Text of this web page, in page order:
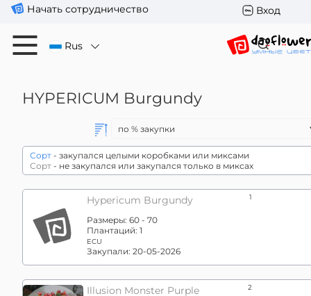
Начать сотрудничество Вход
Rus
HYPERICUM Burgundy
Сорт - закупался целыми коробками или миксами
Сорт - не закупался или закупался только в миксах
Hypericum Burgundy 1
Размеры: 60 - 70
Плантаций: 1
ECU
Закупали: 20-05-2026
Illusion Monster Purple 2